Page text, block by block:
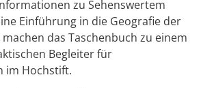
zu Sehenswertem
Einführung in die Geografie der
das Taschenbuch zu einem
Begleiter für
im Hochstift.